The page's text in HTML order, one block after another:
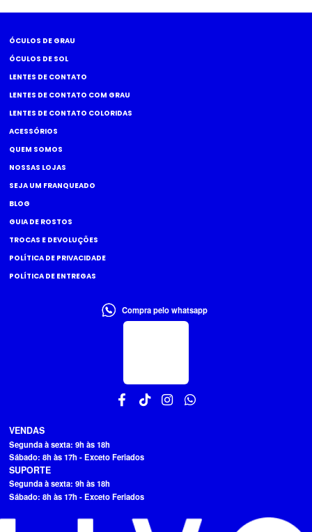
ÓCULOS DE GRAU
ÓCULOS DE SOL
LENTES DE CONTATO
LENTES DE CONTATO COM GRAU
LENTES DE CONTATO COLORIDAS
ACESSÓRIOS
QUEM SOMOS
NOSSAS LOJAS
SEJA UM FRANQUEADO
BLOG
GUIA DE ROSTOS
TROCAS E DEVOLUÇÕES
POLÍTICA DE PRIVACIDADE
POLÍTICA DE ENTREGAS
Compra pelo whatsapp
VENDAS
Segunda à sexta: 9h às 18h
Sábado: 8h às 17h - Exceto Feriados
SUPORTE
Segunda à sexta: 9h às 18h
Sábado: 8h às 17h - Exceto Feriados